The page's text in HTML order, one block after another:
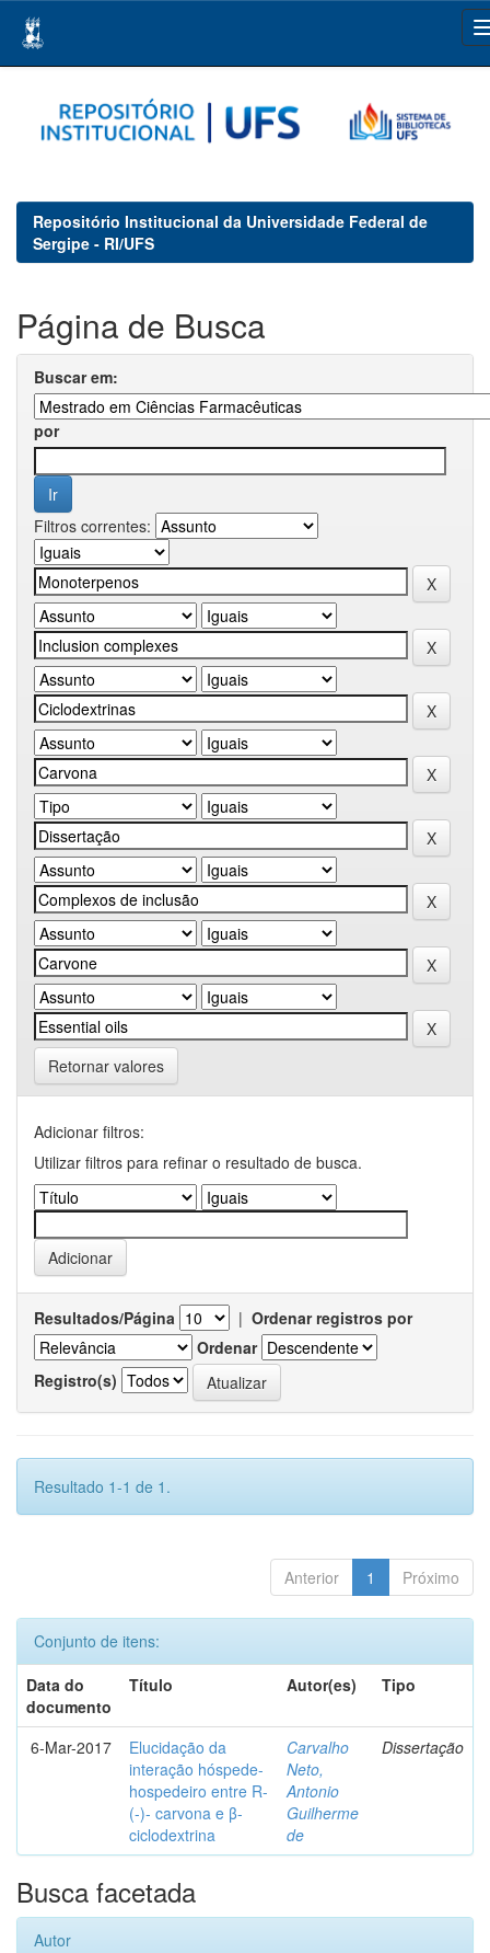
navigation
Repositório Institucional da Universidade Federal de
Sergipe - RI/UFS
Página de Busca
Buscar em:
por
Filtros correntes:
Retornar valores
Adicionar filtros:
Utilizar filtros para refinar o resultado de busca.
Resultados/Página | Ordenar registros por
Ordenar
Registro(s)
Resultado 1-1 de 1.
Anterior 1 Próximo
Conjunto de itens:
Data do
documento
Título Autor(es) Tipo
6-Mar-2017
Elucidação da
interação hóspede-
hospedeiro entre R-
(-)- carvona e β-
ciclodextrina
Carvalho
Neto,
Antonio
Guilherme
de
Dissertação
Busca facetada
Autor